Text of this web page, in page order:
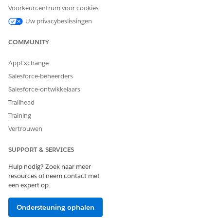
Ja
Voorkeurcentrum voor cookies
Uw privacybeslissingen
COMMUNITY
AppExchange
Salesforce-beheerders
Salesforce-ontwikkelaars
Trailhead
Training
Vertrouwen
SUPPORT & SERVICES
Hulp nodig? Zoek naar meer
resources of neem contact met
een expert op.
Ondersteuning ophalen